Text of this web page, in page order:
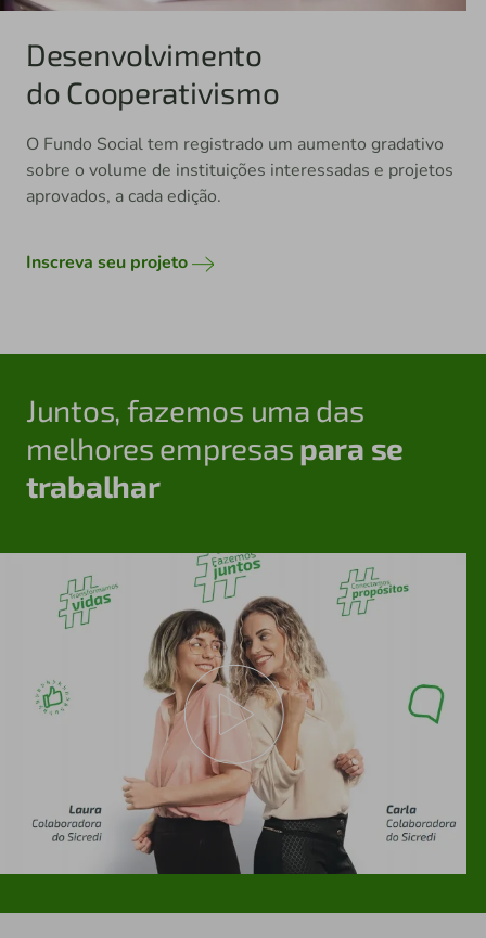
Desenvolvimento
do Cooperativismo
O Fundo Social tem registrado um aumento gradativo
sobre o volume de instituições interessadas e projetos
aprovados, a cada edição.
Inscreva seu projeto
Juntos, fazemos uma das
melhores empresas para se
trabalhar